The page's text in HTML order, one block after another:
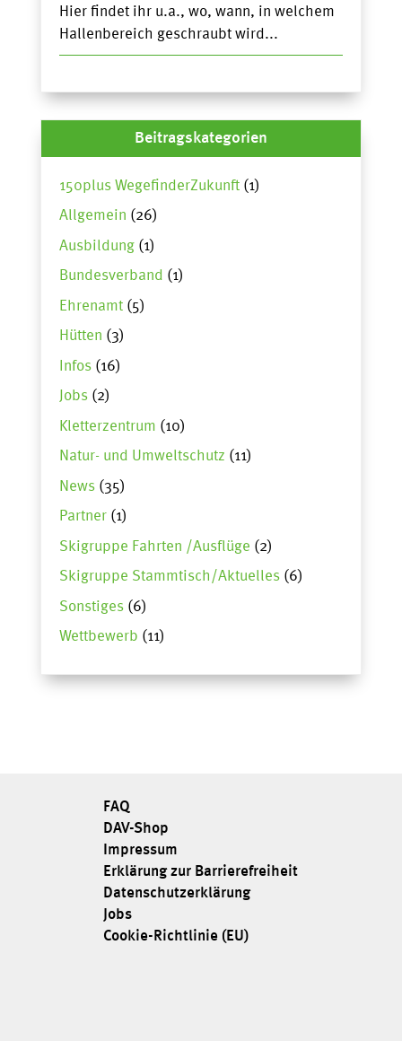
Hier findet ihr u.a., wo, wann, in welchem
Hallenbereich geschraubt wird...
Beitragskategorien
150plus WegefinderZukunft(1)
Allgemein (26)
Ausbildung(1)
Bundesverband (1)
Ehrenamt(5)
Hütten (3)
Infos(16)
Jobs(2)
Kletterzentrum (10)
Natur- und Umweltschutz (11)
News(35)
Partner(1)
Skigruppe Fahrten /Ausflüge (2)
Skigruppe Stammtisch/Aktuelles(6)
Sonstiges(6)
Wettbewerb (11)
FAQ
DAV-Shop
Impressum
Erklärung zur Barrierefreiheit
Datenschutzerklärung
Jobs
Cookie-Richtlinie (EU)